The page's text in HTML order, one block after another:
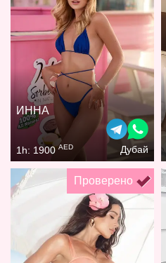
ИННА
1h: 1900 AED Дубай
Проверено